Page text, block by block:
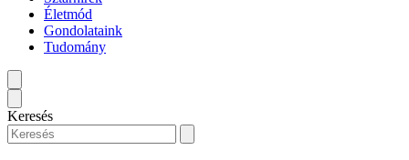
Életmód
Gondolataink
Tudomány
Keresés